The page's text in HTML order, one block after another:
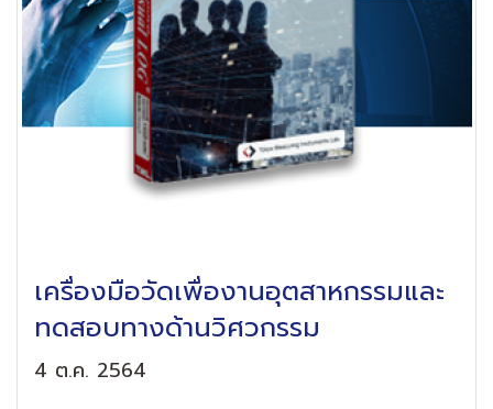
เครื่องมือวัดเพื่องานอุตสาหกรรมและ
ทดสอบทางด้านวิศวกรรม
4 ต.ค. 2564